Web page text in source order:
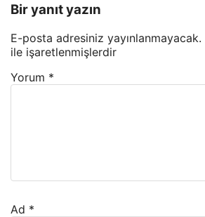
Bir yanıt yazın
E-posta adresiniz yayınlanmayacak.
ile işaretlenmişlerdir
Yorum *
Ad *